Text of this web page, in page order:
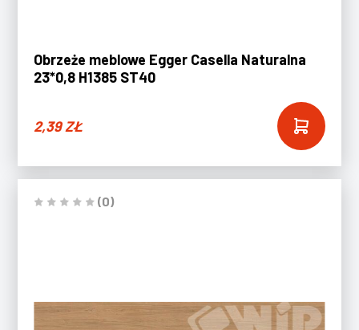
Obrzeże meblowe Egger Casella Naturalna
23*0,8 H1385 ST40
2,39ZŁ
(0)